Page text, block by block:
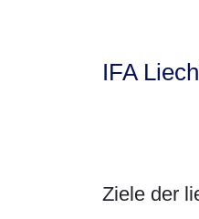
IFA
Ziele der